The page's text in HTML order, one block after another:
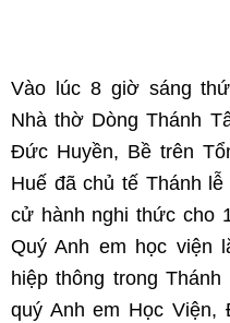
Vào lúc 8 giờ sáng
Nhà thờ Dòng Thánh
Đức Huyền, Bề trên
Huế đã chủ tế Thánh lễ
cử hành nghi thức cho
Quý Anh em học viện
hiệp thông trong
quý Anh em Học